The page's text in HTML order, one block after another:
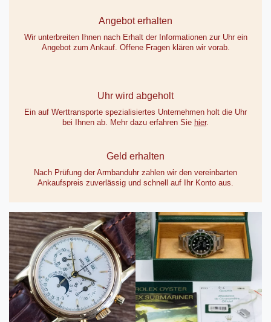
Angebot erhalten
Wir unterbreiten Ihnen nach Erhalt der Informationen zur Uhr ein
Angebot zum Ankauf. Offene Fragen klären wir vorab.
Uhr wird abgeholt
Ein auf Werttransporte spezialisiertes Unternehmen holt die Uhr
bei Ihnen ab. Mehr dazu erfahren Sie hier.
Geld erhalten
Nach Prüfung der Armbanduhr zahlen wir den vereinbarten
Ankaufspreis zuverlässig und schnell auf Ihr Konto aus.